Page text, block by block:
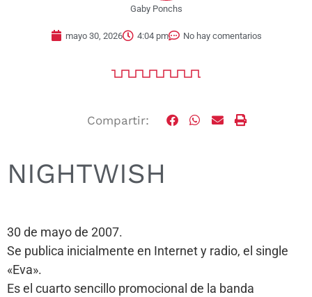
Gaby Ponchs
mayo 30, 2026 4:04 pm No hay comentarios
Compartir:
NIGHTWISH
30 de mayo de 2007.
Se publica inicialmente en Internet y radio, el single
«Eva».
Es el cuarto sencillo promocional de la banda